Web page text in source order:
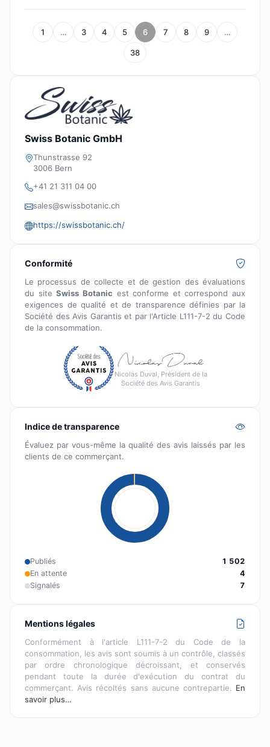
1 … 3 4 5 6 7 8 9 …
38
Swiss Botanic GmbH
Thunstrasse 92
3006 Bern
+41 21 311 04 00
sales@swissbotanic.ch
https://swissbotanic.ch/
Conformité
Le processus de collecte et de gestion des évaluations
du siteSwiss Botanic est conforme et correspond aux
exigences de qualité et de transparence définies par la
Société des Avis Garantis et par l'Article L111-7-2 du Code
de la consommation.
Nicolas Duval, Président de la
Société des Avis Garantis
Indice de transparence
Évaluez par vous-même la qualité des avis laissés par les
clients de ce commerçant.
Publiés
1 502
En attente
4
Signalés
7
Mentions légales
Conformément à l'article L111-7-2 du Code de la
consommation, les avis sont soumis à un contrôle, classés
par ordre chronologique décroissant, et conservés
pendant toute la durée d'exécution du contrat du
commerçant. Avis récoltés sans aucune contrepartie. En
savoir plus…